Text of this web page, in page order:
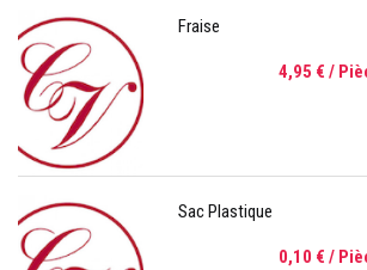
Fraise
4,95 € /
Sac Plastique
0,10 € /